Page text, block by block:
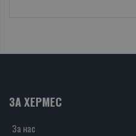
ЗА ХЕРМЕС
За нас